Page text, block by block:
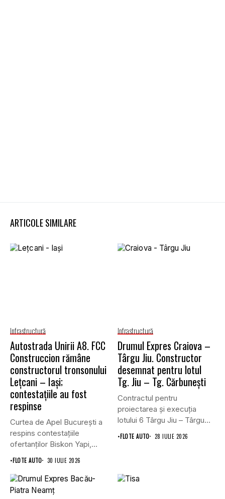
ARTICOLE SIMILARE
Infrastructură
Autostrada Unirii A8. FCC
Construccion rămâne
constructorul tronsonului
Lețcani – Iași;
contestațiile au fost
respinse
Curtea de Apel București a
respins contestațiile
ofertanților Biskon Yapi,
Straco și...
•FLOTE AUTO 30 IULIE 2026
Infrastructură
Drumul Expres Craiova –
Târgu Jiu. Constructor
desemnat pentru lotul
Tg. Jiu – Tg. Cărbunești
Contractul pentru
proiectarea și execuția
lotului 6 Târgu Jiu – Târgu
Cărbunești,...
•FLOTE AUTO 28 IULIE 2026